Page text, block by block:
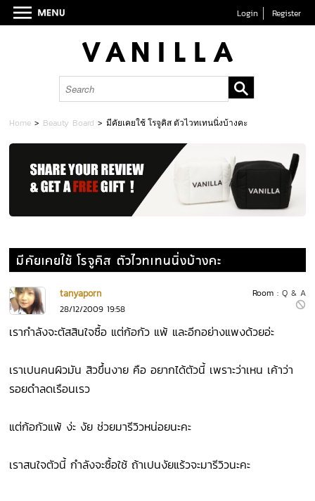
Login Register
Home > Beauty Board >มีคัยเคยใช้ โรจูคิส ตัวไวทเทนนิ่งบ้างคะ
มีคัยเคยใช้ โรจูคิส ตัวไวทเทนนิ่งบ้างคะ
Room : Q & A
tanyaporn
28/12/2009 19:58
เรากำลังจะตัสสินใจซื้อ แต่ก้อกัว แพ้ และอีกอย่างแพงด้วยอ่ะ
เราเปนคนผิวมัน สิวขึ้นงาย คือ อยากได้ตัวนี้ เพราะว่าเหน เค้าว่า
รอยดำลดเรือนเรว
แต่ก้อกัวแพ้ ง่ะ งัย ช่วยมารีวิวหน่อยนะคะ
เราสนใจตัวนี้ กำลังจะซื้อใช้ ถ้าเปนงัยแร้วจะมารีวิวนะคะ